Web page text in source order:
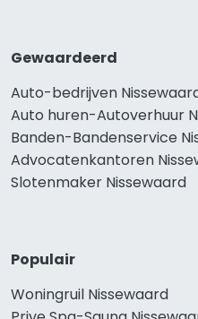
Gewaardeerd
Auto-bedrijven
Auto huren-Autoverhuur
Banden-Bandenservice
Advocatenkantoren
Slotenmaker Nissewaard
Populair
Woningruil Nissewaard